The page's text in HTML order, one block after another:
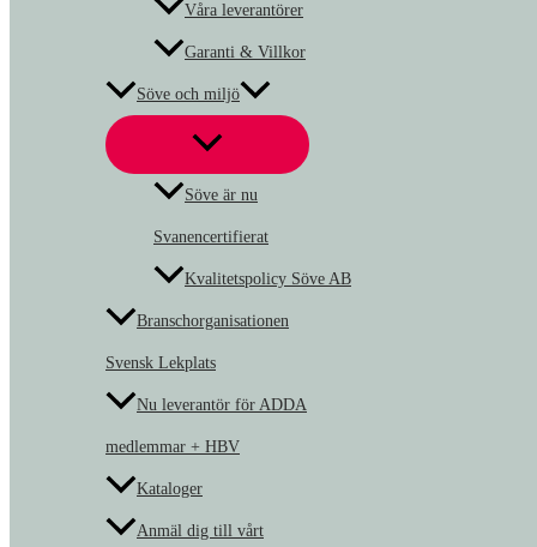
Våra leverantörer
Garanti & Villkor
Söve och miljö
Söve är nu
Svanencertifierat
Kvalitetspolicy Söve AB
Branschorganisationen
Svensk Lekplats
Nu leverantör för ADDA
medlemmar + HBV
Kataloger
Anmäl dig till vårt